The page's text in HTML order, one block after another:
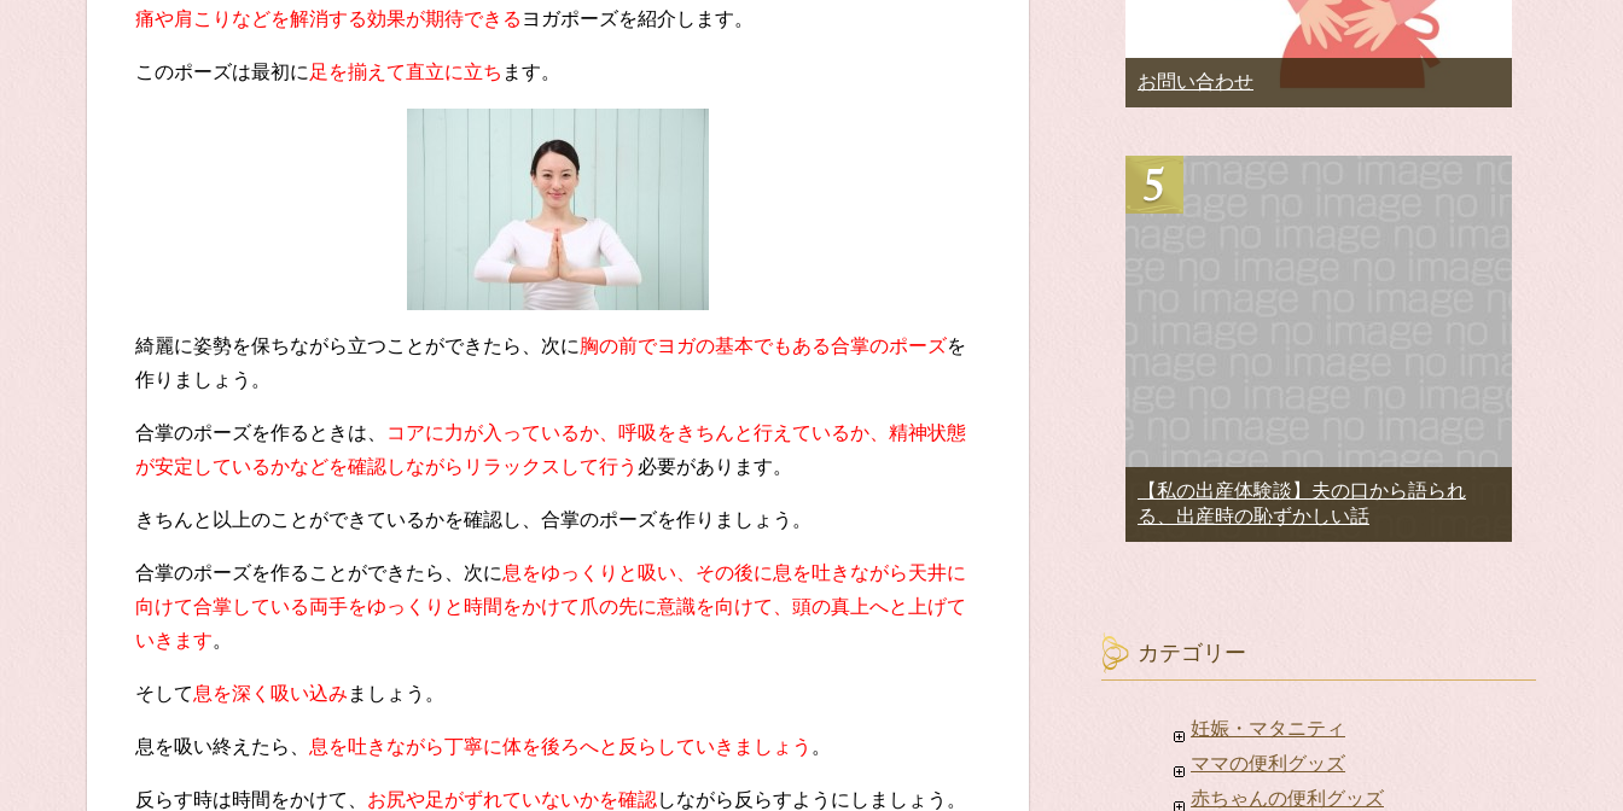
痛や肩こりなどを解消する効果が期待できる ヨガポーズを紹介します。
このポーズは最初に 足を揃えて直立に立ち ます。
綺麗に姿勢を保ちながら立つことができたら、次に胸の前でヨガの基本でもある合掌のポーズを
作りましょう。
合掌のポーズを作るときは、
コアに力が入っているか、呼吸をきちんと行えているか、精神状態
が安定しているかなどを確認しながらリラックスして行う 必要があります。
きちんと以上のことができているかを確認し、合掌のポーズを作りましょう。
合掌のポーズを作ることができたら、次に息をゆっくりと吸い、その後に息を吐きながら天井に
向けて合掌している両手をゆっくりと時間をかけて爪の先に意識を向けて、頭の真上へと上げて
いきます。
そして息を深く吸い込み ましょう。
息を吸い終えたら、 息を吐きながら丁寧に体を後ろへと反らしていきましょう 。
反らす時は時間をかけて、 お尻や足がずれていないかを確認しながら反らすようにしましょう。
お問い合わせ
【私の出産体験談】夫の口から語られ
る、出産時の恥ずかしい話
カテゴリー
妊娠・マタニティ
ママの便利グッズ
赤ちゃんの便利グッズ